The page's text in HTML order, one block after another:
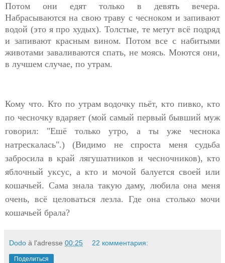
Потом они едят только в девять вечера.
Набрасываются на свою траву с чесноком и запивают
водой (это я про худых). Толстые, те метут всё подряд
и запивают красным вином. Потом все с набитыми
животами заваливаются спать, не моясь. Моются они,
в лучшем случае, по утрам.
Кому что. Кто по утрам водочку пьёт, кто пивко, кто
по чесночку вдаряет (мой самый первый бывший муж
говорил: "Ешё только утро, а ты уже чеснока
натрескалась".) (Видимо не спроста меня судьба
забросила в край лягушатников и чесночников), кто
яблочный уксус, а кто и мочой балуется своей или
кошачьей. Cама знала такую даму, любила она меня
очень, всё целоваться лезла. Где она столько мочи
кошачьей брала?
Dodo à l'adresse 00:25 22 комментария:
Поделиться